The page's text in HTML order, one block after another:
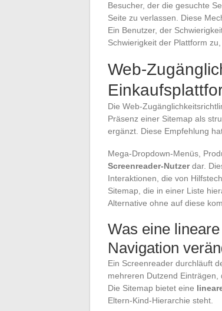
Besucher, der die gesuchte
Seite zu verlassen. Diese
Ein Benutzer, der
Schwierigkeit der Plattform
Web-
Die Web-
Präsenz einer Sitemap als
ergänzt. Diese Empfehlung
Mega-Dropdown-Menüs,
Screenreader-Nutzerdar.
Interaktionen, die von
Sitemap, die in einer Liste
Alternative ohne auf diese
Was eine
Navigation
Ein Screenreader durchläuft
mehreren Dutzend
Die Sitemap bietet eine
Eltern-Kind-Hierarchie steht.